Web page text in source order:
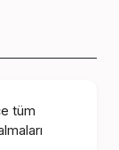
tüm